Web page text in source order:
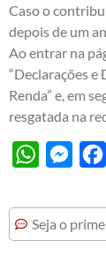
Caso o
depois de um
Ao entrar na
“Declarações e
Renda” e, em
resgatada na
WhatsApp
Seja o